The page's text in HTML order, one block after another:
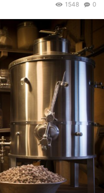
0
1548